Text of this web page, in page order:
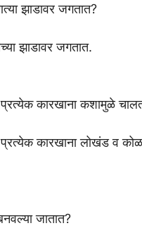
झाडावर जगतात?
झाडावर जगतात.
कारखाना कशामुळे
प्रत्येक कारखाना लोखंड व
जातात?